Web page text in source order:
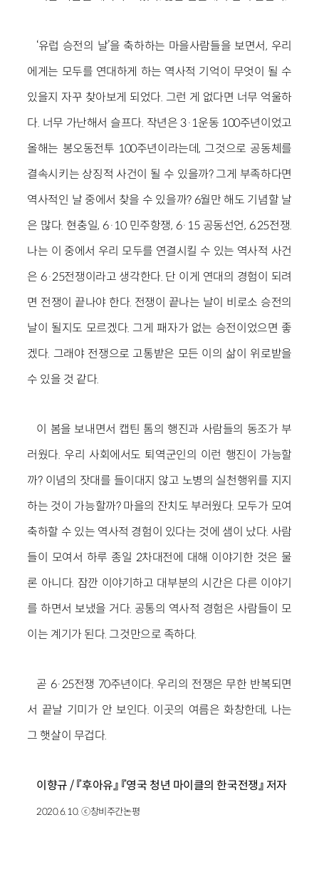
‘유럽 승전의 날’을 축하하는 마을사람들을 보면서, 우리
에게는 모두를 연대하게 하는 역사적 기억이 무엇이 될 수
있을지 자꾸 찾아보게 되었다. 그런 게 없다면 너무 억울하
다. 너무 가난해서 슬프다. 작년은 3·1운동 100주년이었고
올해는 봉오동전투 100주년이라는데, 그것으로 공동체를
결속시키는 상징적 사건이 될 수 있을까? 그게 부족하다면
역사적인 날 중에서 찾을 수 있을까? 6월만 해도 기념할 날
은 많다. 현충일, 6·10 민주항쟁, 6·15 공동선언, 6.25전쟁.
나는 이 중에서 우리 모두를 연결시킬 수 있는 역사적 사건
은 6·25전쟁이라고 생각한다. 단 이게 연대의 경험이 되려
면 전쟁이 끝나야 한다. 전쟁이 끝나는 날이 비로소 승전의
날이 될지도 모르겠다. 그게 패자가 없는 승전이었으면 좋
겠다. 그래야 전쟁으로 고통받은 모든 이의 삶이 위로받을
수 있을 것 같다.
이 봄을 보내면서 캡틴 톰의 행진과 사람들의 동조가 부
러웠다. 우리 사회에서도 퇴역군인의 이런 행진이 가능할
까? 이념의 잣대를 들이대지 않고 노병의 실천행위를 지지
하는 것이 가능할까? 마을의 잔치도 부러웠다. 모두가 모여
축하할 수 있는 역사적 경험이 있다는 것에 샘이 났다. 사람
들이 모여서 하루 종일 2차대전에 대해 이야기한 것은 물
론 아니다. 잠깐 이야기하고 대부분의 시간은 다른 이야기
를 하면서 보냈을 거다. 공통의 역사적 경험은 사람들이 모
이는 계기가 된다. 그것만으로 족하다.
곧 6·25전쟁 70주년이다. 우리의 전쟁은 무한 반복되면
서 끝날 기미가 안 보인다. 이곳의 여름은 화창한데, 나는
그 햇살이 무겁다.
이향규 / 『후아유』 『영국 청년 마이클의 한국전쟁』 저자
2020.6.10. ⓒ창비주간논평